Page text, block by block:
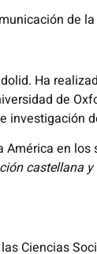
de
Ha
de
investigación
en
castellana
Ciencias